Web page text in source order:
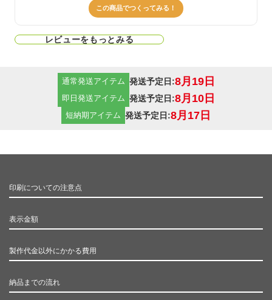
この商品でつくってみる！
レビューをもっとみる
通常発送アイテム 発送予定日:8月19日
即日発送アイテム 発送予定日:8月10日
短納期アイテム 発送予定日:8月17日
印刷についての注意点
表示金額
製作代金以外にかかる費用
納品までの流れ